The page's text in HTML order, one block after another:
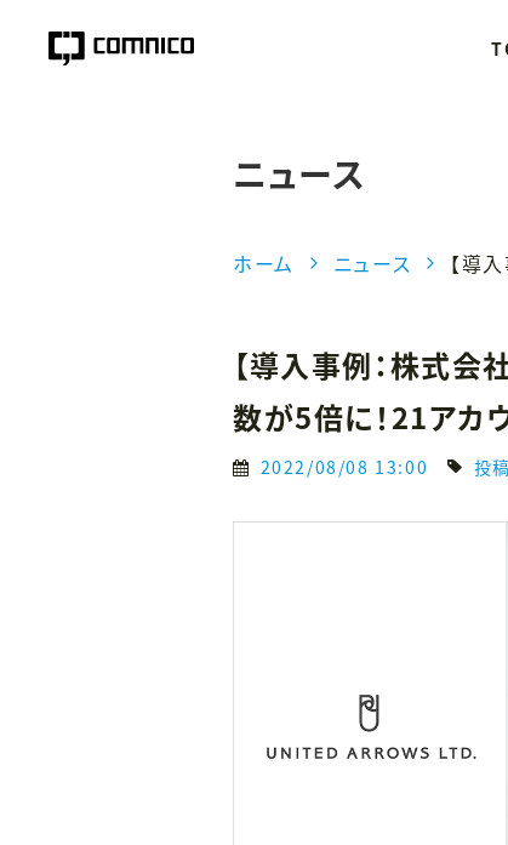
ニュース
ホーム ニュース
【導入事例：株式会
数が5倍に！21アカ
2022/08/08 13:00 投